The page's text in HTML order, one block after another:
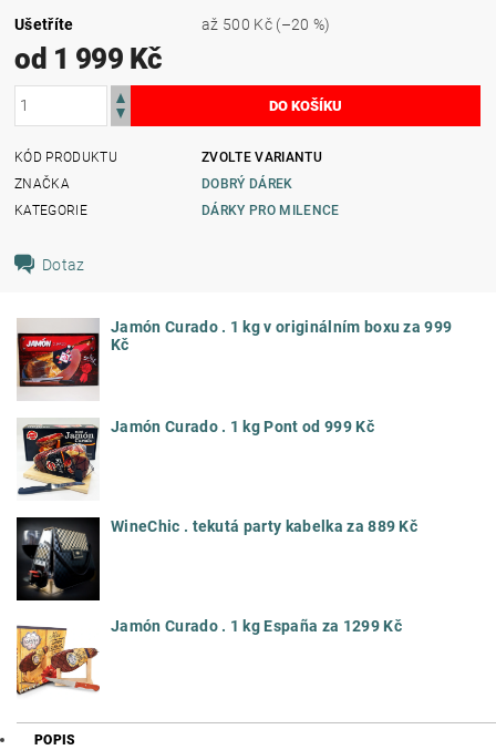
Ušetříte
až 500 Kč (–20 %)
od 1 999 Kč
KÓD PRODUKTU
ZVOLTE VARIANTU
ZNAČKA
DOBRÝ DÁREK
KATEGORIE
DÁRKY PRO MILENCE
Dotaz
Jamón Curado . 1 kg v originálním boxu za 999
Kč
Jamón Curado . 1 kg Pont od 999 Kč
WineChic . tekutá party kabelka za 889 Kč
Jamón Curado . 1 kg España za 1299 Kč
POPIS